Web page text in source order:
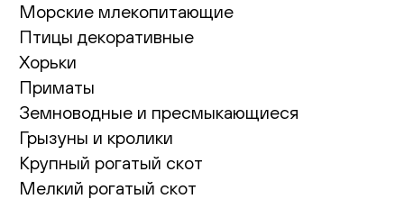
Морские млекопитающие
Птицы декоративные
Хорьки
Приматы
Земноводные и пресмыкающиеся
Грызуны и кролики
Крупный рогатый скот
Мелкий рогатый скот